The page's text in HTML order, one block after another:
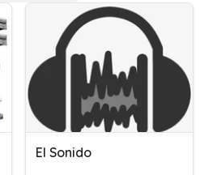
El Sonido